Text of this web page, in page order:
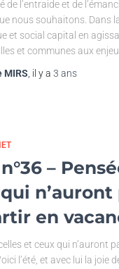
de l’entraide et de
nous souhaitons. Dans
et social capital en
et communes aux
MIRS , il y a 3 ans
n°36 –
n’auront
en
et ceux qui n’auront
l’été, et avec lui la joie